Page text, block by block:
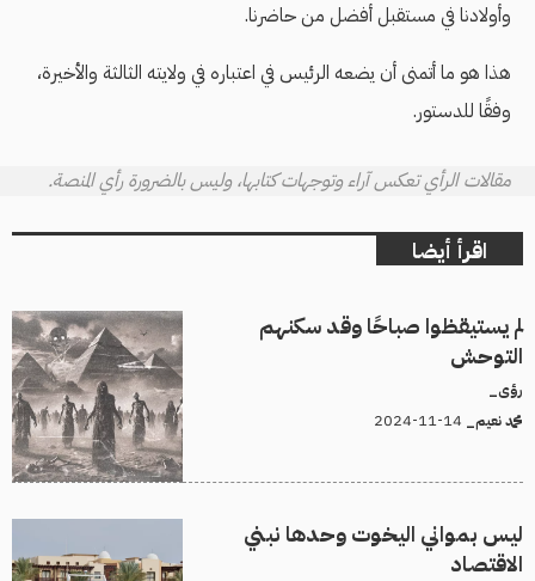
وأولادنا في مستقبل أفضل من حاضرنا.
هذا هو ما أتمنى أن يضعه الرئيس في اعتباره في ولايته الثالثة والأخيرة،
وفقًا للدستور.
مقالات الرأي تعكس آراء وتوجهات كتابها، وليس بالضرورة رأي المنصة.
اقرأ أيضا
لم يستيقظوا صباحًا وقد سكنهم
التوحش
رؤى_
محمد نعيم_
ليس بمواني اليخوت وحدها نبني
الاقتصاد